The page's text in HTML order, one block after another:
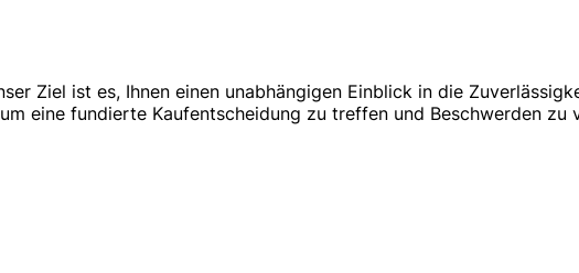
Ziel ist es, Ihnen einen unabhängigen Einblick in die
eine fundierte Kaufentscheidung zu treffen und Beschwerden zu